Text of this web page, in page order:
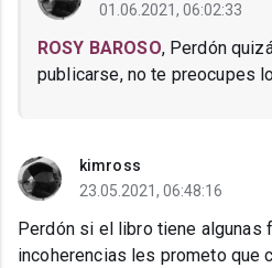
01.06.2021, 06:02:33
ROSY BAROSO, Perdón
publicarse, no te preocupes
kimross
23.05.2021, 06:48:16
Perdón si el libro tiene algunas
incoherencias les prometo que